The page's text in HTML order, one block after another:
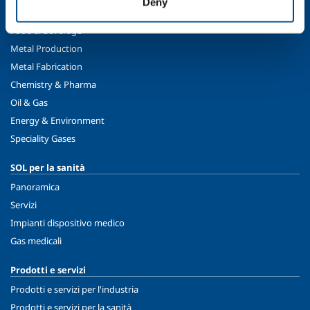
Food & Beverage
Metal Production
Metal Fabrication
Chemistry & Pharma
Oil & Gas
Energy & Environment
Speciality Gases
SOL per la sanità
Panoramica
Servizi
Impianti dispositivo medico
Gas medicali
Prodotti e servizi
Prodotti e servizi per l'industria
Prodotti e servizi per la sanità